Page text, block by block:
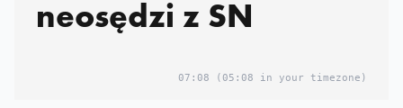
neosędzi z SN
07:08 (05:08 in your timezone)